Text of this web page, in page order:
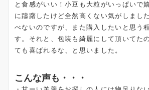
と食感がいい！小豆も大粒がいっぱいで
に躊躇したけど全然高くない気がしまし
べないのですが、また購入したいと思う
す。それと、包装も綺麗にして頂いてた
ても喜ばれるな、と思いました。
こんな声も・・・